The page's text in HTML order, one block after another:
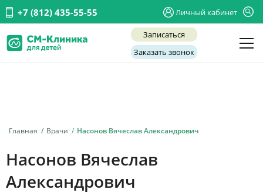
+7 (812) 435-55-55 Личный кабинет
Записаться
Заказать звонок
Главная Врачи Насонов Вячеслав Александрович
Насонов Вячеслав
Александрович
Услуги